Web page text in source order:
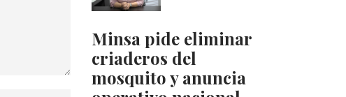
Minsa pide eliminar
criaderos del
mosquito y anuncia